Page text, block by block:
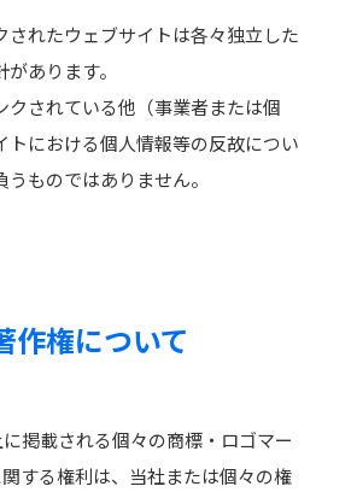
されたウェブサイトは各々独立した
あります。
クされている他（事業者または個
トにおける個人情報等の反故につい
ものではありません。
作権について
掲載される個々の商標・ロゴマー
する権利は、当社または個々の権